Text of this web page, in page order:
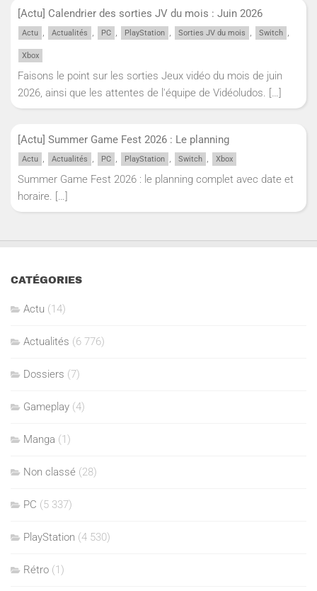
[Actu] Calendrier des sorties JV du mois : Juin 2026
Actu , Actualités , PC , PlayStation , Sorties JV du mois , Switch ,
Xbox
Faisons le point sur les sorties Jeux vidéo du mois de juin
2026, ainsi que les attentes de l'équipe de Vidéoludos. […]
[Actu] Summer Game Fest 2026 : Le planning
Actu , Actualités , PC , PlayStation , Switch , Xbox
Summer Game Fest 2026 : le planning complet avec date et
horaire. […]
CATÉGORIES
Actu (14)
Actualités (6 776)
Dossiers (7)
Gameplay (4)
Manga (1)
Non classé (28)
PC (5 337)
PlayStation (4 530)
Rétro (1)